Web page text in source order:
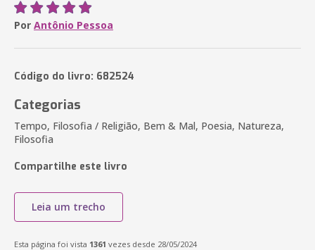
Por Antônio Pessoa
Código do livro: 682524
Categorias
Tempo, Filosofia / Religião, Bem & Mal, Poesia, Natureza,
Filosofia
Compartilhe este livro
Leia um trecho
Esta página foi vista 1361 vezes desde 28/05/2024